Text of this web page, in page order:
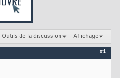
Outils de la discussion Affichage
#1